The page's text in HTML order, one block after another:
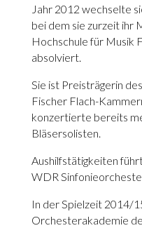
Jahr 2012 wechselte
bei dem sie zurzeit ihr
Hochschule für Musik
absolviert.
Sie ist Preisträgerin
Fischer Flach-
konzertierte bereits
Bläsersolisten.
Aushilfstätigkeiten
WDR
In der Spielzeit 2014/
Orchesterakademie